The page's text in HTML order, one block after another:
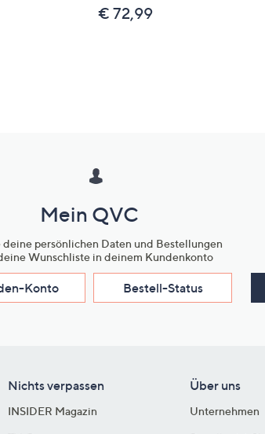
€ 72,99
Mein QVC
deine persönlichen Daten und Bestellungen
Wunschliste in deinem Kundenkonto
Konto Bestell-Status
Nichts verpassen
INSIDER Magazin
Über uns
Unternehmen